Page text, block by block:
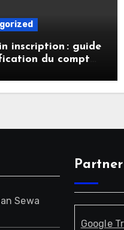
inscription : guide
du compte
Sewa
Partner
Google